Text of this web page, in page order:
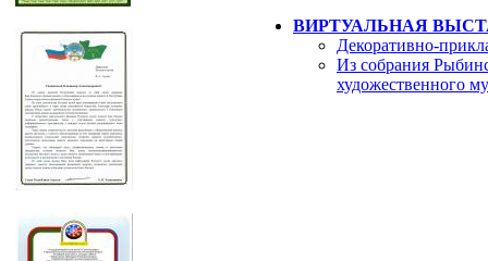
ВИРТУАЛЬНАЯ
Декоративно-
Из собрания
художественного